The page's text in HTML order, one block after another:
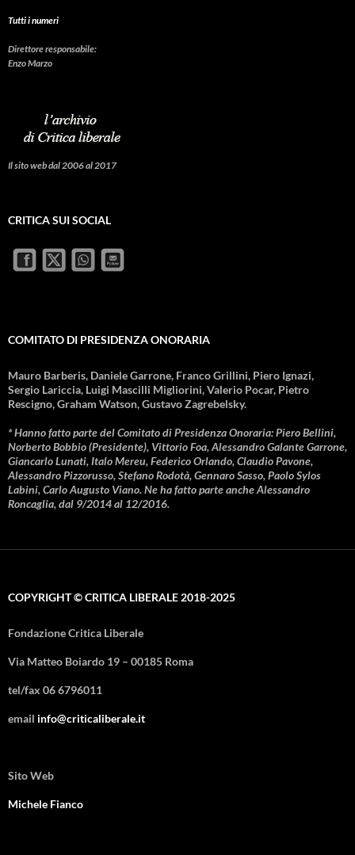
Tutti i numeri
Direttore responsabile:
Enzo Marzo
Il sito web dal 2006 al 2017
CRITICA SUI SOCIAL
COMITATO DI PRESIDENZA ONORARIA
Mauro Barberis, Daniele Garrone, Franco Grillini, Piero Ignazi,
Sergio Lariccia, Luigi Mascilli Migliorini, Valerio Pocar, Pietro
Rescigno, Graham Watson, Gustavo Zagrebelsky.
* Hanno fatto parte del Comitato di Presidenza Onoraria: Piero Bellini,
Norberto Bobbio (Presidente), Vittorio Foa, Alessandro Galante Garrone,
Giancarlo Lunati, Italo Mereu, Federico Orlando, Claudio Pavone,
Alessandro Pizzorusso, Stefano Rodotà, Gennaro Sasso, Paolo Sylos
Labini, Carlo Augusto Viano. Ne ha fatto parte anche Alessandro
Roncaglia, dal 9/2014 al 12/2016.
COPYRIGHT © CRITICA LIBERALE 2018-2025
Fondazione Critica Liberale
Via Matteo Boiardo 19 – 00185 Roma
tel/fax 06 6796011
email info@criticaliberale.it
Sito Web
Michele Fianco